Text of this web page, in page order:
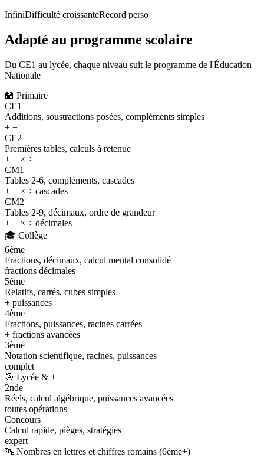
InfiniDifficulté croissanteRecord perso
Adapté au programme scolaire
Du CE1 au lycée, chaque niveau suit le programme de l'Éducation
Nationale
🏫 Primaire
CE1
Additions, soustractions posées, compléments simples
+ −
CE2
Premières tables, calculs à retenue
+ − × ÷
CM1
Tables 2-6, compléments, cascades
+ − × ÷ cascades
CM2
Tables 2-9, décimaux, ordre de grandeur
+ − × ÷ décimales
🎓 Collège
6ème
Fractions, décimaux, calcul mental consolidé
fractions décimales
5ème
Relatifs, carrés, cubes simples
+ puissances
4ème
Fractions, puissances, racines carrées
+ fractions avancées
3ème
Notation scientifique, racines, puissances
complet
🎯 Lycée & +
2nde
Réels, calcul algébrique, puissances avancées
toutes opérations
Concours
Calcul rapide, pièges, stratégies
expert
🔤 Nombres en lettres et chiffres romains (6ème+)